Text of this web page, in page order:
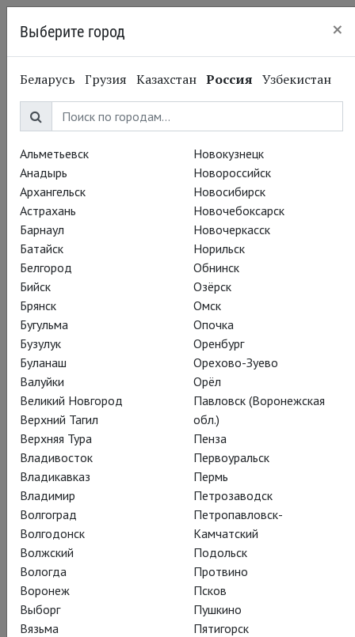
Выберите город ×
Беларусь Грузия Казахстан Россия Узбекистан
Альметьевск
Анадырь
Архангельск
Астрахань
Барнаул
Батайск
Белгород
Бийск
Брянск
Бугульма
Бузулук
Буланаш
Валуйки
Великий Новгород
Верхний Тагил
Верхняя Тура
Владивосток
Владикавказ
Владимир
Волгоград
Волгодонск
Волжский
Вологда
Воронеж
Выборг
Вязьма
Новокузнецк
Новороссийск
Новосибирск
Новочебоксарск
Новочеркасск
Норильск
Обнинск
Озёрск
Омск
Опочка
Оренбург
Орехово-Зуево
Орёл
Павловск (Воронежская
обл.)
Пенза
Первоуральск
Пермь
Петрозаводск
Петропавловск-
Камчатский
Подольск
Протвино
Псков
Пушкино
Пятигорск